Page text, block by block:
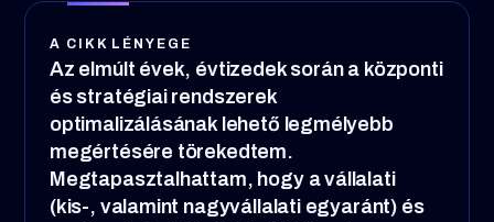
A CIKK LÉNYEGE
Az elmúlt évek, évtizedek során a központi
és stratégiai rendszerek
optimalizálásának lehető legmélyebb
megértésére törekedtem.
Megtapasztalhattam, hogy a vállalati
(kis-, valamint nagyvállalati egyaránt) és